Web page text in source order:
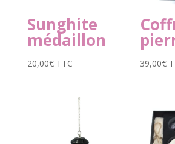
Sunghite
médaillon
20,00€ TTC 39,00€